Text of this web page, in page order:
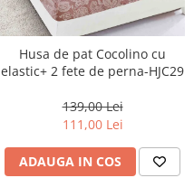
Husa de pat Cocolino cu
elastic+ 2 fete de perna-HJC29
139,00 Lei
111,00 Lei
ADAUGA IN COS